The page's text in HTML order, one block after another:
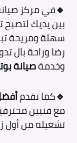
🔹في مركز
بين يديك لتصبح
سهلة ومريحة
رضا وراحة بال
وخدمةصيانة
🔹كما نقدم
مع فنيين
تشغيله من أول